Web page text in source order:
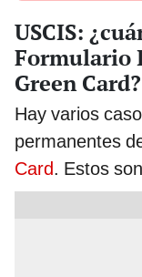
USCIS:
Formulario
Green Card?
Hay varios
permanentes
Card. Estos